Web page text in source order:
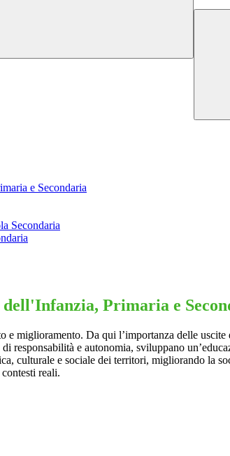
e Secondaria
Secondaria
Primaria e
e miglioramento. Da qui l’importanza delle
responsabilità e autonomia, sviluppano
culturale e sociale dei territori, migliorando la
reali.